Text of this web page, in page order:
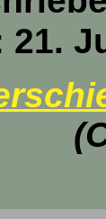
21.